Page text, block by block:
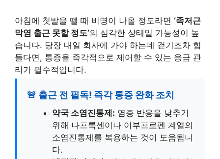
아침에 첫발을 뗄 때 비명이 나올 정도라면 ‘족저근
막염 출근 못할 정도’의 심각한 상태일 가능성이 높
습니다. 당장 내일 회사에 가야 하는데 걷기조차 힘
들다면, 통증을 즉각적으로 제어할 수 있는 응급 관
리가 필수적입니다.
🚨 출근 전 필독! 즉각 통증 완화 조치
약국 소염진통제: 염증 반응을 낮추기
위해 나프록센이나 이부프로펜 계열의
소염진통제를 복용하는 것이 도움됩니
다.